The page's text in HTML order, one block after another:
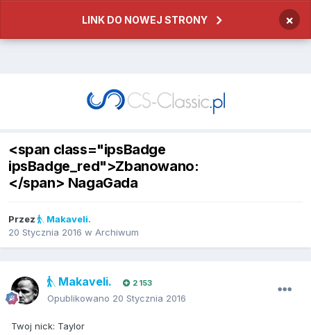
LINK DO NOWEJ STRONY ×
<span class="ipsBadge
ipsBadge_red">Zbanowano:
</span> NagaGada
Przez
Makaveli.
20 Stycznia 2016 w Archiwum
Makaveli. 2 153
Opublikowano 20 Stycznia 2016
Twoj nick: Taylor